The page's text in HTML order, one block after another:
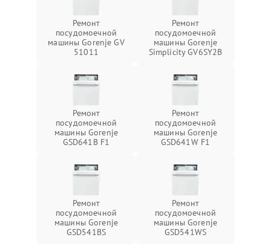
Ремонт
посудомоечной
машины Gorenje GV
51011
Ремонт
посудомоечной
машины Gorenje
Simplicity GV6SY2B
Ремонт
посудомоечной
машины Gorenje
GSD641B F1
Ремонт
посудомоечной
машины Gorenje
GSD641W F1
Ремонт
посудомоечной
машины Gorenje
GSD541BS
Ремонт
посудомоечной
машины Gorenje
GSD541WS